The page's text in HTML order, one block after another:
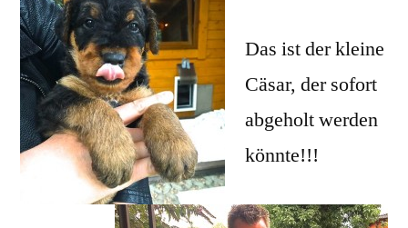
Das ist der kleine
Cäsar, der sofort
abgeholt werden
könnte!!!